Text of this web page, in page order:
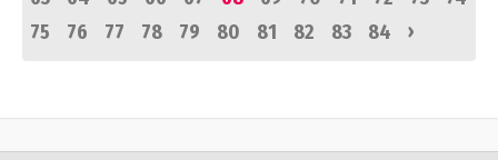
75
76 77 78 79 80 81 82 83 84 ›